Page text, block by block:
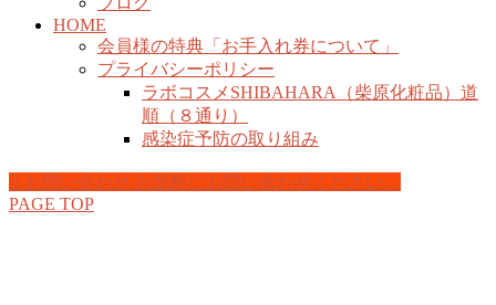
HOME
会員様の特典「お手入れ券について」
プライバシーポリシー
ラボコスメSHIBAHARA（柴原化粧品）道
順（８通り）
感染症予防の取り組み
お問い合わせ お気軽にお問い合わせください。
PAGE TOP